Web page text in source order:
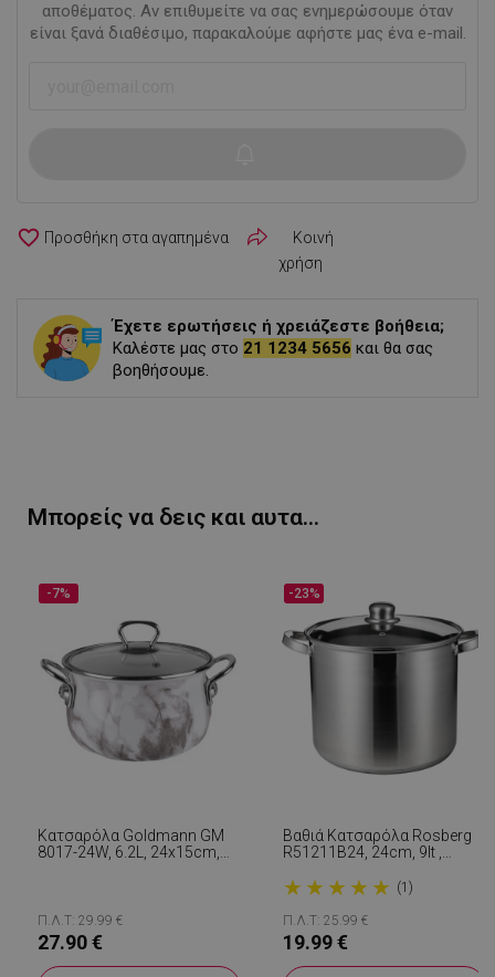
αποθέματος. Αν επιθυμείτε να σας ενημερώσουμε όταν
είναι ξανά διαθέσιμο, παρακαλούμε αφήστε μας ένα e-mail.
favorite_border
Κοινή
χρήση
Έχετε ερωτήσεις ή χρειάζεστε βοήθεια;
Καλέστε μας στο 21 1234 5656 και θα σας
βοηθήσουμε.
Μπορείς να δεις και αυτα...
Κατσαρόλα Goldmann GM
8017-24W, 6.2L, 24x15cm,
-7%
Π.Λ.Τ: 29.99 €
27.90 €
Βαθιά Κατσαρόλα Rosberg
R51211B24, 24cm, 9lt ,
★ ★ ★ ★ ★ (1)
-23%
Π.Λ.Τ: 25.99 €
19.99 €